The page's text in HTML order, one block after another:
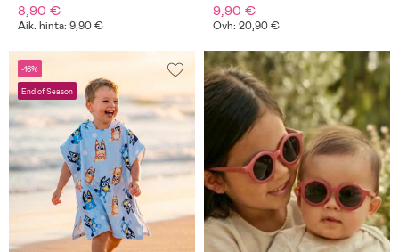
8,90 €
Aik. hinta: 9,90 €
9,90 €
Ovh: 20,90 €
-16%
End of Season